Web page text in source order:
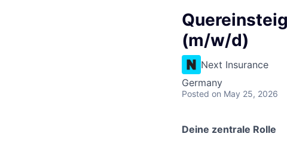
(m/w/d)
Next Insurance
Germany
Posted on May 25, 2026
Deine zentrale Rolle